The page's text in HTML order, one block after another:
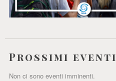
Prossimi eventi
Non ci sono eventi imminenti.